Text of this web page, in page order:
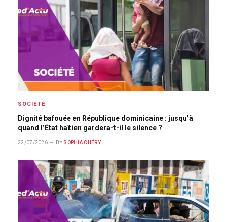
SOCIÉTÉ
Dignité bafouée en République dominicaine : jusqu’à
quand l’État haïtien gardera-t-il le silence ?
22/07/2026 BY SOPHIA CHÉRY